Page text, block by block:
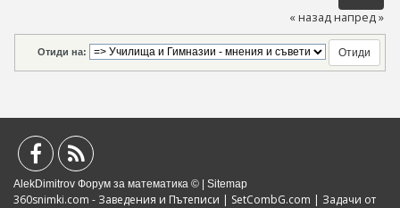
« назад напред »
Отиди на:
AlekDimitrov Форум за математика © | Sitemap
360snimki.com - Заведения и Пътеписи | SetCombG.com | Задачи от